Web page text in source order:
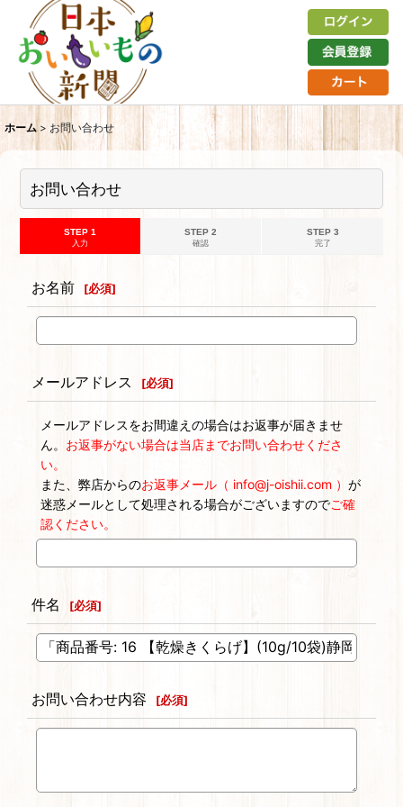
ホーム > お問い合わせ
お問い合わせ
STEP 1
入力
STEP 2
確認
STEP 3
完了
お名前 [必須]
メールアドレス [必須]
メールアドレスをお間違えの場合はお返事が届きませ
ん。 お返事がない場合は当店までお問い合わせくださ
い。
また、弊店からのお返事メール（ info@j-oishii.com ） が
迷惑メールとして処理される場合がございますのでご確
認ください。
件名 [必須]
お問い合わせ内容 [必須]